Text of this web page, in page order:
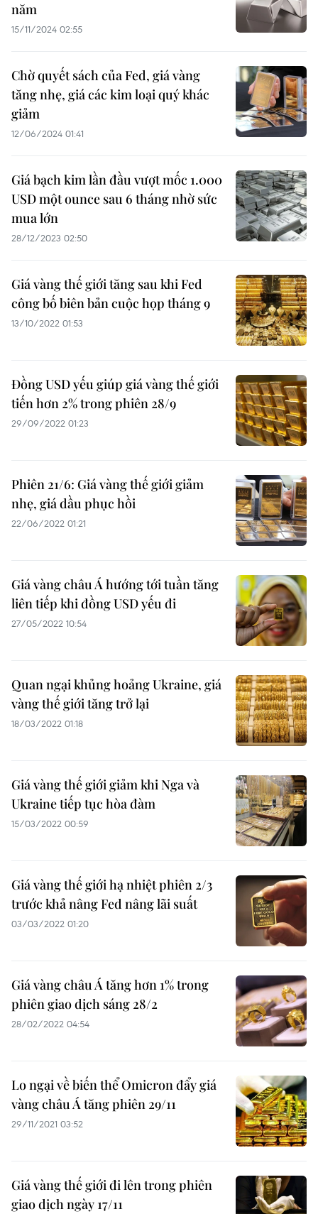
năm
15/11/2024 02:55
Chờ quyết sách của Fed, giá vàng
tăng nhẹ, giá các kim loại quý khác
giảm
12/06/2024 01:41
Giá bạch kim lần đầu vượt mốc 1.000
USD một ounce sau 6 tháng nhờ sức
mua lớn
28/12/2023 02:50
Giá vàng thế giới tăng sau khi Fed
công bố biên bản cuộc họp tháng 9
13/10/2022 01:53
Đồng USD yếu giúp giá vàng thế giới
tiến hơn 2% trong phiên 28/9
29/09/2022 01:23
Phiên 21/6: Giá vàng thế giới giảm
nhẹ, giá dầu phục hồi
22/06/2022 01:21
Giá vàng châu Á hướng tới tuần tăng
liên tiếp khi đồng USD yếu đi
27/05/2022 10:54
Quan ngại khủng hoảng Ukraine, giá
vàng thế giới tăng trở lại
18/03/2022 01:18
Giá vàng thế giới giảm khi Nga và
Ukraine tiếp tục hòa đàm
15/03/2022 00:59
Giá vàng thế giới hạ nhiệt phiên 2/3
trước khả nâng Fed nâng lãi suất
03/03/2022 01:20
Giá vàng châu Á tăng hơn 1% trong
phiên giao dịch sáng 28/2
28/02/2022 04:54
Lo ngại về biến thể Omicron đẩy giá
vàng châu Á tăng phiên 29/11
29/11/2021 03:52
Giá vàng thế giới đi lên trong phiên
giao dịch ngày 17/11